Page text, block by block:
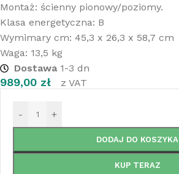
Montaż: ścienny pionowy/poziomy.
Klasa energetyczna: B
Wymimary cm: 45,3 x 26,3 x 58,7 cm
Waga: 13,5 kg
Dostawa1-3 dn
989,00 zł z VAT
- +
DODAJ DO KOSZYKA
KUP TERAZ